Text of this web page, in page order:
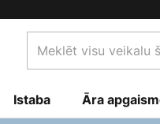
visu
šeit...
Istaba Āra